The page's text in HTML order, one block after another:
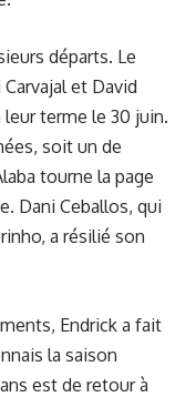
départs. Le
et David
terme le 30 juin.
soit un de
tourne la page
Dani Ceballos, qui
a résilié son
Endrick a fait
la saison
est de retour à